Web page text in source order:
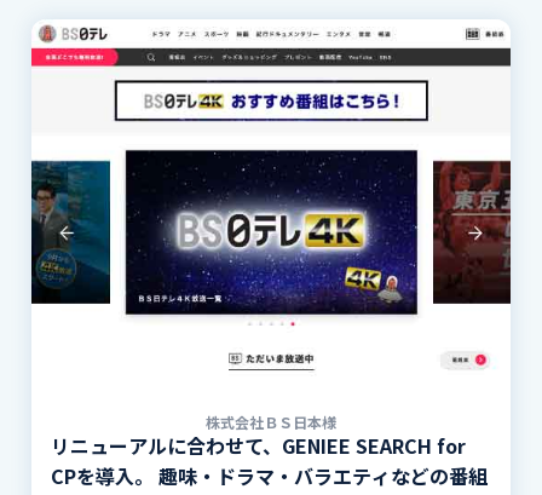
株式会社ＢＳ日本様
リニューアルに合わせて、GENIEE SEARCH for
CPを導入。 趣味・ドラマ・バラエティなどの番組